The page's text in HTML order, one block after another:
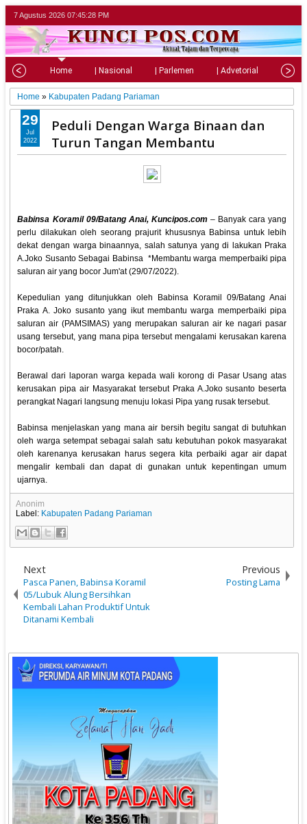
7 Agustus 2026 07:45:29 PM
Home | Nasional | Parlemen | Advetorial |
Home » Kabupaten Padang Pariaman
Peduli Dengan Warga Binaan dan
Turun Tangan Membantu
Babinsa Koramil 09/Batang Anai, Kuncipos.com– Banyak cara yang
perlu dilakukan oleh seorang prajurit khususnya Babinsa untuk lebih
dekat dengan warga binaannya, salah satunya yang di lakukan Praka
A.Joko Susanto Sebagai Babinsa *Membantu warga memperbaiki pipa
saluran air yang bocor Jum'at (29/07/2022).
Kepedulian yang ditunjukkan oleh Babinsa Koramil 09/Batang Anai
Praka A. Joko susanto yang ikut membantu warga memperbaiki pipa
saluran air (PAMSIMAS) yang merupakan saluran air ke nagari pasar
usang tersebut, yang mana pipa tersebut mengalami kerusakan karena
bocor/patah.
Berawal dari laporan warga kepada wali korong di Pasar Usang atas
kerusakan pipa air Masyarakat tersebut Praka A.Joko susanto beserta
perangkat Nagari langsung menuju lokasi Pipa yang rusak tersebut.
Babinsa menjelaskan yang mana air bersih begitu sangat di butuhkan
oleh warga setempat sebagai salah satu kebutuhan pokok masyarakat
oleh karenanya kerusakan harus segera kita perbaiki agar air dapat
mengalir kembali dan dapat di gunakan untuk kepentingan umum
ujarnya.
29
Jul
2022
Anonim
Label: Kabupaten Padang Pariaman
Next
Pasca Panen, Babinsa Koramil
05/Lubuk Alung Bersihkan
Kembali Lahan Produktif Untuk
Ditanami Kembali
Previous
Posting Lama